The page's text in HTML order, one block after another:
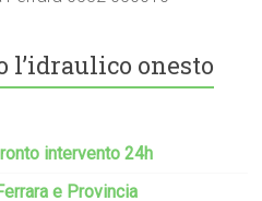
l’idraulico onesto
intervento 24h
e Provincia